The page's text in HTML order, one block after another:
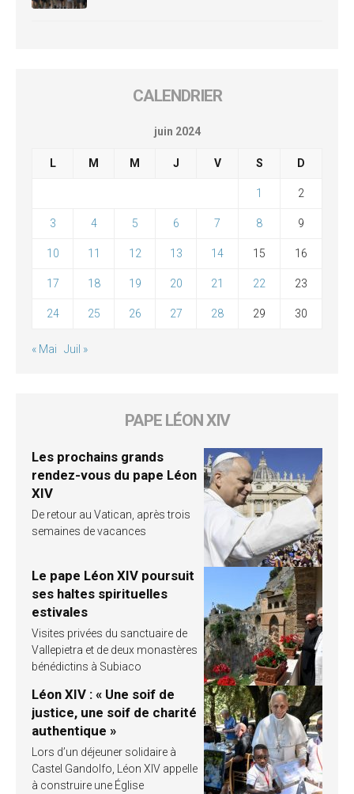
CALENDRIER
juin 2024
L M M J V S D
1 2
3 4 5 6 7 8 9
10 11 12 13 14 15 16
17 18 19 20 21 22 23
24 25 26 27 28 29 30
« Mai Juil »
PAPE LÉON XIV
Les prochains grands
rendez-vous du pape Léon
XIV
De retour au Vatican, après trois
semaines de vacances
Le pape Léon XIV poursuit
ses haltes spirituelles
estivales
Visites privées du sanctuaire de
Vallepietra et de deux monastères
bénédictins à Subiaco
Léon XIV : « Une soif de
justice, une soif de charité
authentique »
Lors d’un déjeuner solidaire à
Castel Gandolfo, Léon XIV appelle
à construire une Église